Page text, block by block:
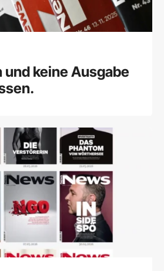
keine Ausgabe